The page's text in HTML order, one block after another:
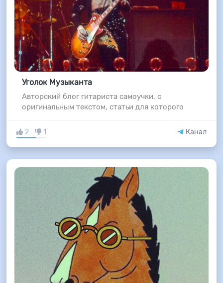
Уголок Музыканта
Авторский блог гитариста самоучки, с
оригинальным текстом, статьи для которого
2 1 Канал